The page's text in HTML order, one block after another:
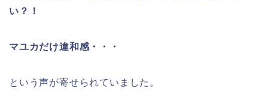
い？！
マユカだけ違和感・・・
という声が寄せられていました。